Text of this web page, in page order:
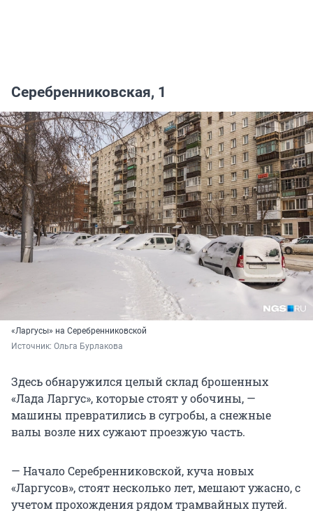
Серебренниковская, 1
«Ларгусы» на Серебренниковской
Источник: Ольга Бурлакова
Здесь обнаружился целый склад брошенных
«Лада Ларгус», которые стоят у обочины, —
машины превратились в сугробы, а снежные
валы возле них сужают проезжую часть.
— Начало Серебренниковской, куча новых
«Ларгусов», стоят несколько лет, мешают ужасно, с
учетом прохождения рядом трамвайных путей.